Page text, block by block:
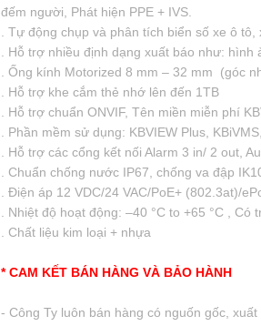
đếm người, Phát hiện PPE + IVS.
. Tự động chụp và phân tích biển số xe ô
. Hỗ trợ nhiều định dạng xuất báo như:
. Ống kính Motorized 8 mm – 32 mm (góc
. Hỗ trợ khe cắm thẻ nhớ lên đến 1TB
. Hỗ trợ chuẩn ONVIF, Tên miền miễn phí
. Phần mềm sử dụng: KBVIEW Plus,
. Hỗ trợ các cổng kết nối Alarm 3 in/ 2 out,
. Chuẩn chống nước IP67, chống va đập
. Điện áp 12 VDC/24 VAC/PoE+ (802.3at)/
. Nhiệt độ hoạt động: –40 °C to +65 °C , Có
. Chất liệu kim loại + nhựa
* CAM KẾT BÁN HÀNG VÀ BẢO HÀNH
- Công Ty luôn bán hàng có nguốn gốc,